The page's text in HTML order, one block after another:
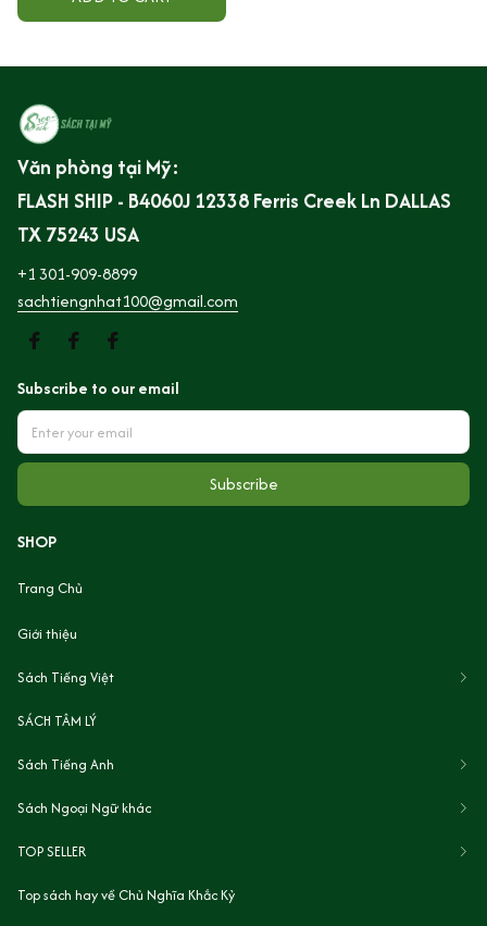
Văn phòng tại Mỹ:
FLASH SHIP - B4060J 12338 Ferris Creek Ln DALLAS
TX 75243 USA
+1 301-909-8899
sachtiengnhat100@gmail.com
Subscribe to our email
Subscribe
SHOP
Trang Chủ
Giới thiệu
Sách Tiếng Việt
SÁCH TÂM LÝ
Sách Tiếng Anh
Sách Ngoại Ngữ khác
TOP SELLER
Top sách hay về Chủ Nghĩa Khắc Kỷ